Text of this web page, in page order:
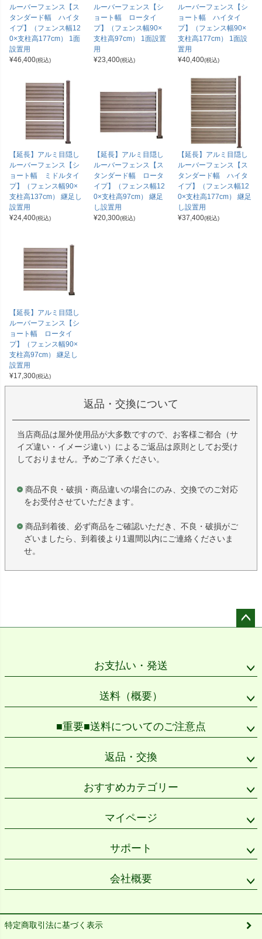
ルーバーフェンス【ス
タンダード幅 ハイタ
イプ】（フェンス幅12
0×支柱高177cm） 1面
設置用
¥46,400(税込)
ルーバーフェンス【シ
ョート幅 ロータイ
プ】（フェンス幅90×
支柱高97cm） 1面設置
用
¥23,400(税込)
ルーバーフェンス【シ
ョート幅 ハイタイ
プ】（フェンス幅90×
支柱高177cm） 1面設
置用
¥40,400(税込)
【延長】アルミ目隠し
ルーバーフェンス【シ
ョート幅 ミドルタイ
プ】（フェンス幅90×
支柱高137cm） 継足し
設置用
¥24,400(税込)
【延長】アルミ目隠し
ルーバーフェンス【ス
タンダード幅 ロータ
イプ】（フェンス幅12
0×支柱高97cm） 継足
し設置用
¥20,300(税込)
【延長】アルミ目隠し
ルーバーフェンス【ス
タンダード幅 ハイタ
イプ】（フェンス幅12
0×支柱高177cm） 継足
し設置用
¥37,400(税込)
【延長】アルミ目隠し
ルーバーフェンス【シ
ョート幅 ロータイ
プ】（フェンス幅90×
支柱高97cm） 継足し
設置用
¥17,300(税込)
返品・交換について
当店商品は屋外使用品が大多数ですので、お客様ご都合（サ
イズ違い・イメージ違い）によるご返品は原則としてお受け
しておりません。予めご了承ください。
商品不良・破損・商品違いの場合にのみ、交換でのご対応
をお受付させていただきます。
商品到着後、必ず商品をご確認いただき、不良・破損がご
ざいましたら、到着後より1週間以内にご連絡くださいま
せ。
お支払い・発送
送料（概要）
■重要■送料についてのご注意点
返品・交換
おすすめカテゴリー
マイページ
サポート
会社概要
特定商取引法に基づく表示